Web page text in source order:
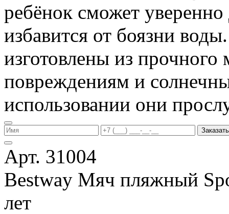
ребёнок сможет
избавится от боязни
изготовлены из
повреждениям и
использовании они
Заказать
Арт. 31004
Bestway Мяч пляжный
лет